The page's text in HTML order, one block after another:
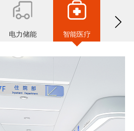
电力储能 智能医疗